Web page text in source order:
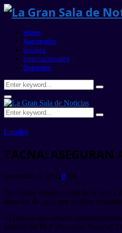
Home
Nacionales
Locales
Internacionales
Deportes
Search
for:
Search
Primary
Menu
Search
for:
Search
Locales
TACNA: ASEGURAN
noviembre 9, 20220330
Tras tomar conocimiento de la rotura
dotación de agua que reciben
«Tenemos que señalar
gerente del PET (Proyecto Especial